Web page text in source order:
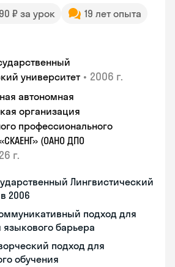
₽ за урок
19 лет опыта
университет • 2006 г.
автономная
организация
профессионального
(ОАНО ДПО
г.
Лингвистический
2006
подход для
барьера
подход для
обучения